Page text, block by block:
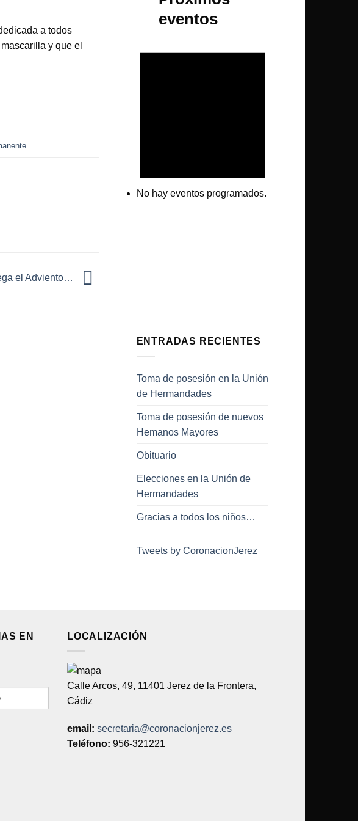
a todos
y que el
.
el Adviento…
eventos
No hay eventos programados.
ENTRADAS RECIENTES
Toma de posesión en la Unión
de Hermandades
Toma de posesión de nuevos
Hemanos Mayores
Obituario
Elecciones en la Unión de
Hermandades
Gracias a todos los niños…
Tweets by CoronacionJerez
EN
LOCALIZACIÓN
Calle Arcos, 49, 11401 Jerez de la Frontera,
Cádiz
email: secretaria@coronacionjerez.es
Teléfono: 956-321221